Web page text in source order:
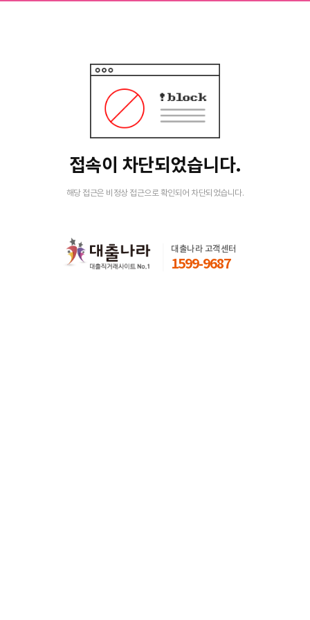
접속이 차단되었습니다.
해당 접근은 비정상 접근으로 확인되어 차단되었습니다.
대출나라 고객센터
1599-9687